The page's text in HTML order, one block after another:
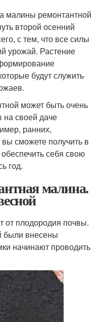
малины ремонтантной
второй осенний
с тем, что все силы
урожай. Растение
будут служить
может быть очень
на своей даче
ранних,
сможете получить в
себя свою
год.
малина.
от плодородия почвы.
были внесены
начинают проводить